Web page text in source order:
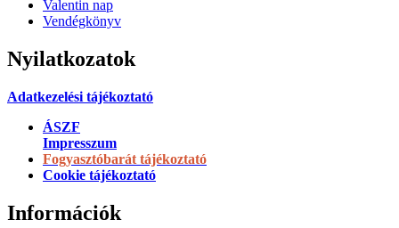
Valentin nap
Vendégkönyv
Nyilatkozatok
Adatkezelési tájékoztató
ÁSZF
Impresszum
Fogyasztóbarát tájékoztató
Cookie tájékoztató
Információk